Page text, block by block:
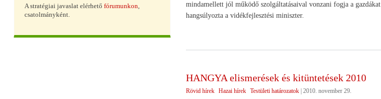
mindamellett jól működő szolgáltatásaival vonzani fogja a
hangsúlyozta a vidékfejlesztési miniszter.
HANGYA elismerések és kitüntetések 2010
Rövid hírek Hazai hírek Testületi határozatok 2010. november 29.
A stratégiai javaslat elérhető fórumunkon,
csatolmányként.